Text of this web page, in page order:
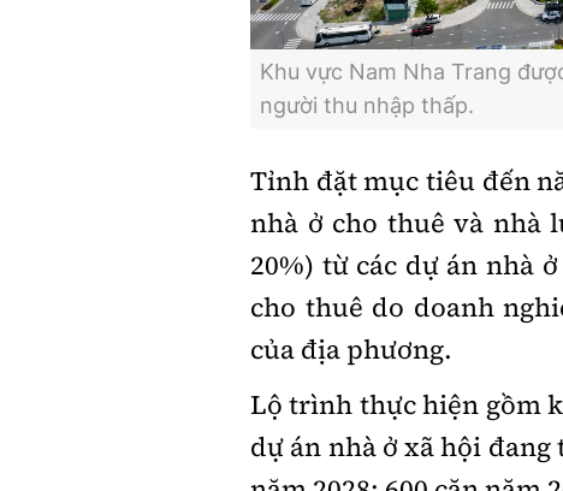
Khu vực Nam Nha Trang
người thu nhập thấp.
Tỉnh đặt mục tiêu đến
nhà ở cho thuê và nhà
20%) từ các dự án nhà
cho thuê do doanh
của địa phương.
Lộ trình thực hiện gồm
dự án nhà ở xã hội đang